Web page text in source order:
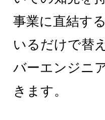
事業に直結す
いるだけで替
バーエンジニ
きます。